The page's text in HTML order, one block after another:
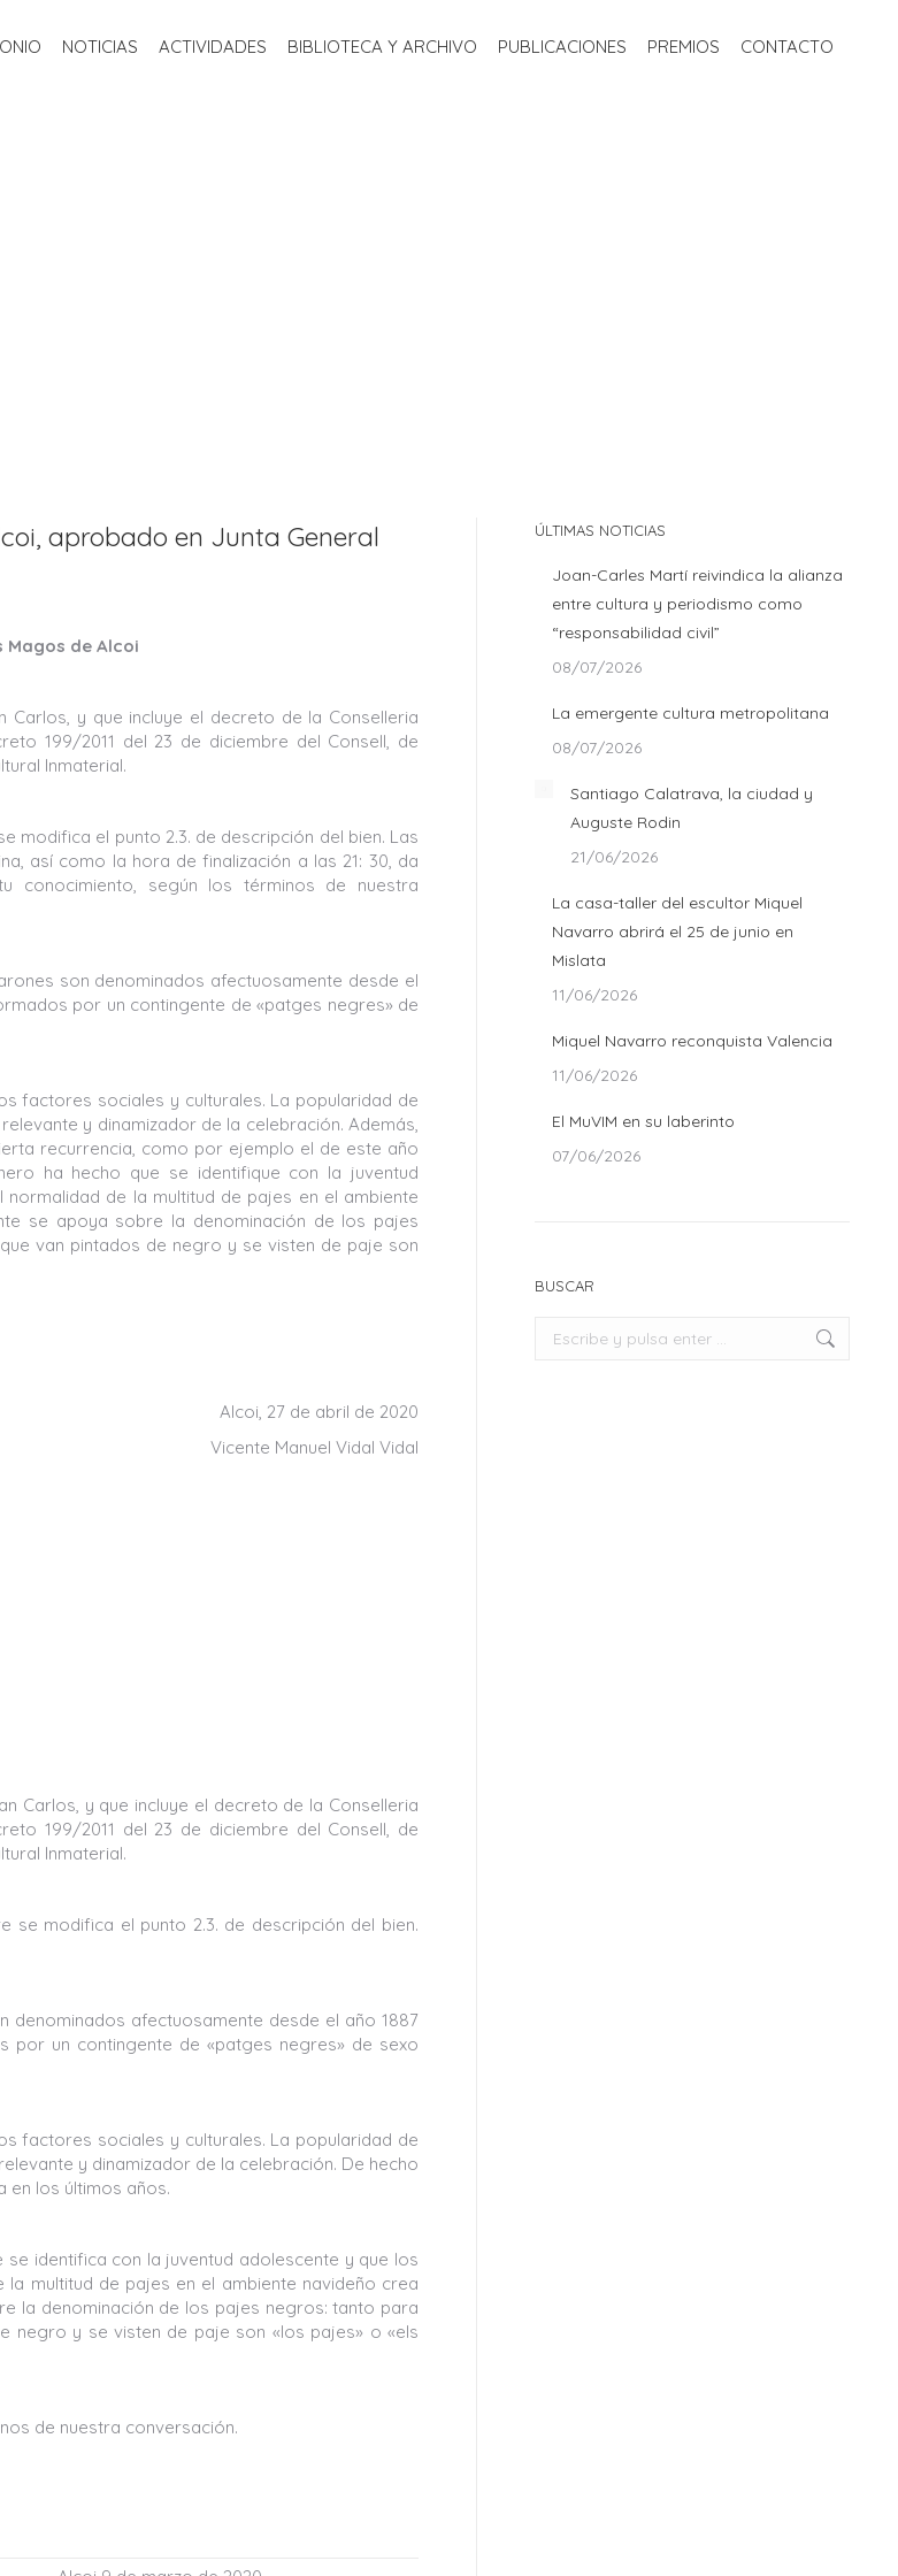
NOTICIAS ACTIVIDADES BIBLIOTECA Y ARCHIVO PUBLICACIONES PREMIOS CONTACTO
aprobado en Junta General
Magos de Alcoi
y que incluye el decreto de la Conselleria
199/2011 del 23 de diciembre del Consell, de
Inmaterial.
modifica el punto 2.3. de descripción del bien. Las
así como la hora de finalización a las 21: 30, da
según los términos de nuestra
son denominados afectuosamente desde el
por un contingente de «patges negres» de
factores sociales y culturales. La popularidad de
y dinamizador de la celebración. Además,
recurrencia, como por ejemplo el de este año
ha hecho que se identifique con la juventud
de la multitud de pajes en el ambiente
se apoya sobre la denominación de los pajes
van pintados de negro y se visten de paje son
Alcoi, 27 de abril de 2020
Vicente Manuel Vidal Vidal
Carlos, y que incluye el decreto de la Conselleria
199/2011 del 23 de diciembre del Consell, de
Inmaterial.
se modifica el punto 2.3. de descripción del bien.
afectuosamente desde el año 1887
por un contingente de «patges negres» de sexo
factores sociales y culturales. La popularidad de
y dinamizador de la celebración. De hecho
en los últimos años.
identifica con la juventud adolescente y que los
multitud de pajes en el ambiente navideño crea
la denominación de los pajes negros: tanto para
y se visten de paje son «los pajes» o «els
de nuestra conversación.
ÚLTIMAS NOTICIAS
Joan-Carles Martí reivindica la alianza
entre cultura y periodismo como
“responsabilidad civil”
08/07/2026
La emergente cultura metropolitana
08/07/2026
Santiago Calatrava, la ciudad y
Auguste Rodin
21/06/2026
La casa-taller del escultor Miquel
Navarro abrirá el 25 de junio en
Mislata
11/06/2026
Miquel Navarro reconquista Valencia
11/06/2026
El MuVIM en su laberinto
07/06/2026
BUSCAR
Buscar:
PATRIMONIO NOTICIAS ACTIVIDADES BIBLIOTECA Y ARCHIVO PUBLICACIONES PREMIOS